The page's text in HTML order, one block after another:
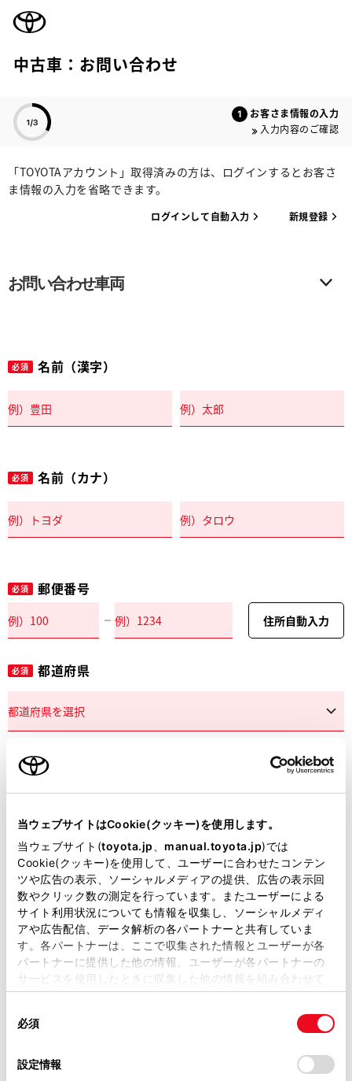
当ウェブサイトはCookie(クッキー)を使用します。
当ウェブサイト(toyota.jp manual.toyota.jp)では
Cookie(クッキー)を使用して、ユーザーに合わせたコンテン
ツや広告の表示、ソーシャルメディアの提供、広告の表示回
数やクリック数の測定を行っています。またユーザーによる
サイト利用状況についても情報を収集し、ソーシャルメディ
アや広告配信、データ解析の各パートナーと共有していま
す。各パートナーは、ここで収集された情報とユーザーが各
パートナーに提供した他の情報、ユーザーが各パートナーの
サービスを使用したときに収集した他の情報を組み合わせて
使用することがあります。当ウェブサイトの使用を続行する
デバイスにすべてのCookie(クッキー)が保存されることに同
意したことになります。Cookie(クッキー)のオプトアウト、
必須
設定情報
中古車：お問い合わせ
お客さま情報の入力
入力内容のご確認
「TOYOTAアカウント」取得済みの方は、ログインするとお客さ
ま情報の入力を省略できます。
ログインして自動入力 新規登録
お問い合わせ車両
必須 名前（漢字）
必須 名前（カナ）
必須 郵便番号
住所自動入力
必須 都道府県
市区町村名
必須 丁目番地
建物名